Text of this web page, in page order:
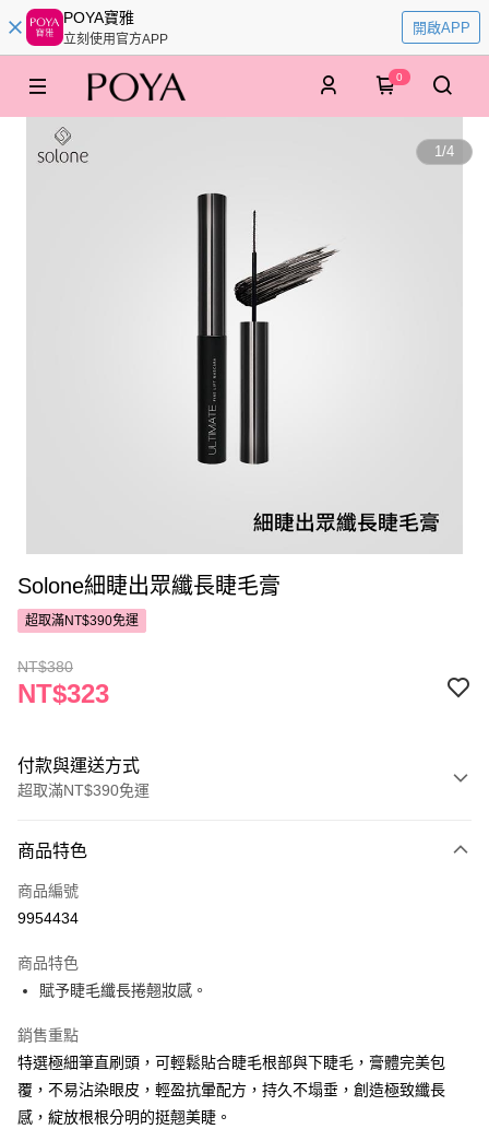
POYA寶雅
立刻使用官方APP
開啟APP
0
1/4
Solone細睫出眾纖長睫毛膏
超取滿NT$390免運
NT$380
NT$323
付款與運送方式
超取滿NT$390免運
POYA支付
信用卡一次付款
LINE Pay
Apple Pay
街口支付
悠遊付
商品特色
商品編號
9954434
商品特色
賦予睫毛纖長捲翹妝感。
銷售重點
特選極細筆直刷頭，可輕鬆貼合睫毛根部與下睫毛，膏體完美包
覆，不易沾染眼皮，輕盈抗暈配方，持久不塌垂，創造極致纖長
感，綻放根根分明的挺翹美睫。